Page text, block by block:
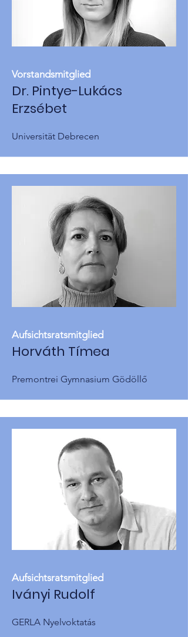
Vorstandsmitglied
Dr. Pintye-Lukács
Erzsébet
Universität Debrecen
Aufsichtsratsmitglied
Horváth Tímea
Premontrei Gymnasium Gödöllő
Aufsichtsratsmitglied
Iványi Rudolf
GERLA Nyelvoktatás